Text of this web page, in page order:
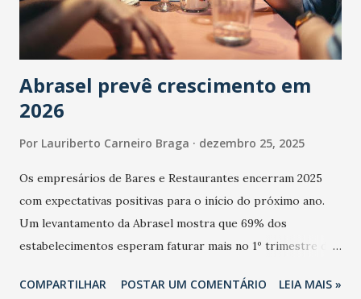
Abrasel prevê crescimento em
2026
Por Lauriberto Carneiro Braga dezembro 25, 2025
Os empresários de Bares e Restaurantes encerram 2025
com expectativas positivas para o início do próximo ano.
Um levantamento da Abrasel mostra que 69% dos
estabelecimentos esperam faturar mais no 1º trimestre de
relação ao último trimestre deste ano, 56% também
COMPARTILHAR POSTAR UM COMENTÁRIO LEIA MAIS »